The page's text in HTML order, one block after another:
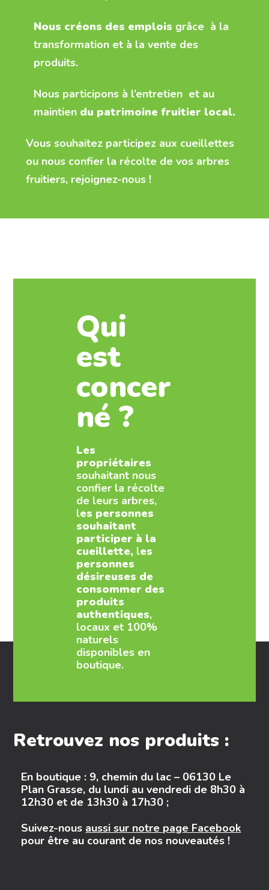
Nous créons des emplois grâce à la
transformation et à la vente des
produits.
Nous participons à l’entretien et au
maintien du patrimoine fruitier local.
Vous souhaitez participez aux cueillettes
ou nous confier la récolte de vos arbres
fruitiers, rejoignez-nous !
Qui
est
concer
né ?
Les
propriétaires
souhaitant nous
confier la récolte
de leurs arbres,
les personnes
souhaitant
participer à la
cueillette,les
personnes
désireuses de
consommer des
produits
authentiques,
locaux et 100%
naturels
disponibles en
boutique.
Retrouvez nos produits :
En boutique : 9, chemin du lac – 06130 Le
Plan Grasse, du lundi au vendredi de 8h30 à
12h30 et de 13h30 à 17h30 ;
Suivez-nous aussi sur notre page Facebook
pour être au courant de nos nouveautés !